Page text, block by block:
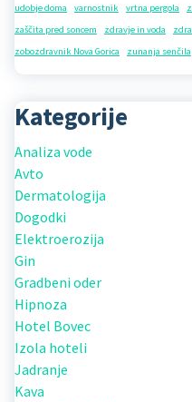
udobje doma varnostnik vrtna pergola
zaščita pred soncem
zdravje in voda
zobozdravnik Nova Gorica
zunanja senčila
Kategorije
Analiza vode
Avto
Dermatologija
Dogodki
Elektroerozija
Gin
Gradbeni oder
Hipnoza
Hotel Bovec
Izola hoteli
Jadranje
Kava